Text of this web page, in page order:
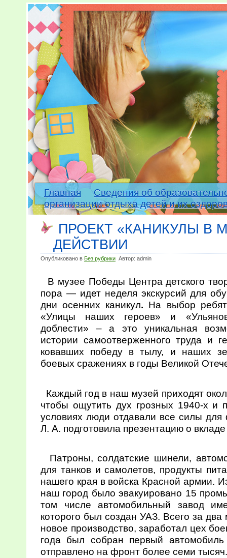
Главная
Сведения об
организации отдыха детей и их
ПРОЕКТ «КАНИКУЛЫ В
ДЕЙСТВИИ
Опубликовано в Без рубрики Автор: admin
В музее Победы Центра детского
пора — идет неделя экскурсий для
дни осенних каникул. На выбор
«Улицы наших героев» и
доблести» – а это уникальная
истории самоотверженного труда и
ковавших победу в тылу, и наших
боевых сражениях в годы Великой
Каждый год в наш музей приходят
чтобы ощутить дух грозных 1940-х и
условиях люди отдавали все силы для
Л. А. подготовила презентацию о
Патроны, солдатские шинели,
для танков и самолетов, продукты
нашего края в войска Красной армии.
наш город было эвакуировано 15
том числе автомобильный завод
которого был создан УАЗ. Всего за
новое производство, заработал цех
года был собран первый
отправлено на фронт более семи тысяч.